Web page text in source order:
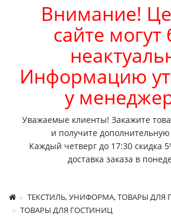
Внимание!
сайте могут
Информацию
у
Уважаемые клиенты! Закажите
и получите дополнительную
Каждый четверг до 17:30 скидка
доставка заказа в
ТЕКСТИЛЬ, УНИФОРМА, ТОВАРЫ ДЛЯ
ТОВАРЫ ДЛЯ ГОСТИНИЦ